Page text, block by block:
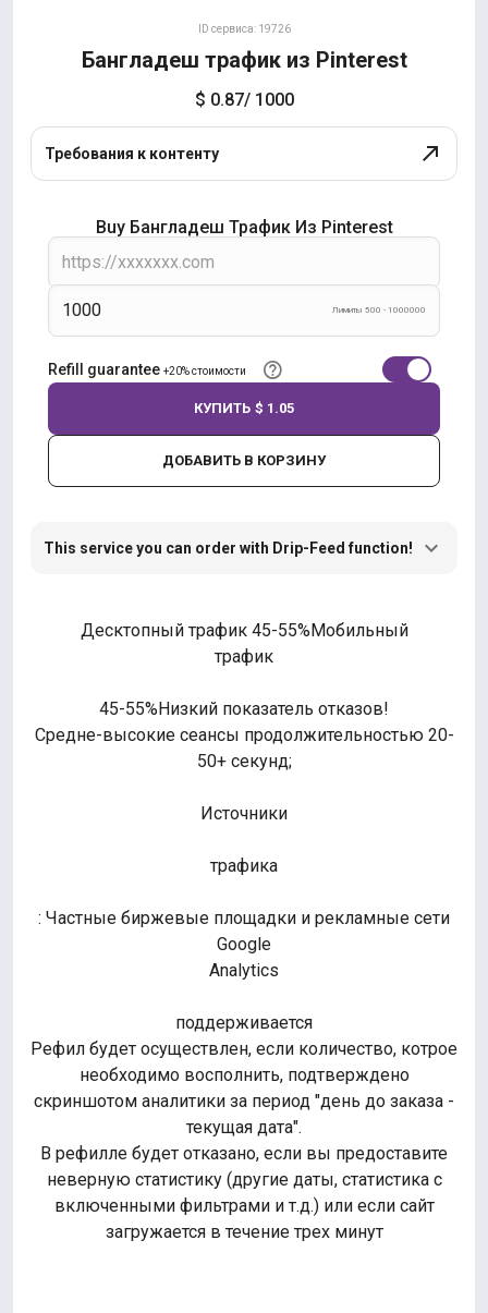
ID сервиса: 19726
Бангладеш трафик из Pinterest
$ 0.87/ 1000
Требования к контенту
Buy Бангладеш Трафик Из Pinterest
Лимиты 500 - 1000000
Refill guarantee +20% стоимости
ДОБАВИТЬ В КОРЗИНУ
КУПИТЬ $ 1.05
This service you can order with Drip-Feed function!
Десктопный трафик 45-55%Мобильный
трафик
45-55%Низкий показатель отказов!
Средне-высокие сеансы продолжительностью 20-
50+ секунд;
Источники
трафика
: Частные биржевые площадки и рекламные сети
Google
Analytics
поддерживается
Рефил будет осуществлен, если количество, котрое
необходимо восполнить, подтверждено
скриншотом аналитики за период "день до заказа -
текущая дата".
В рефилле будет отказано, если вы предоставите
неверную статистику (другие даты, статистика с
включенными фильтрами и т.д.) или если сайт
загружается в течение трех минут